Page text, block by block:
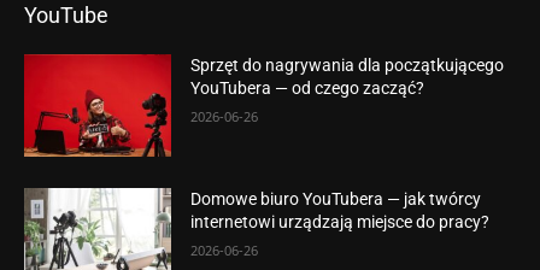
YouTube
Sprzęt do nagrywania dla początkującego
YouTubera — od czego zacząć?
2026-06-26
Domowe biuro YouTubera — jak twórcy
internetowi urządzają miejsce do pracy?
2026-06-26